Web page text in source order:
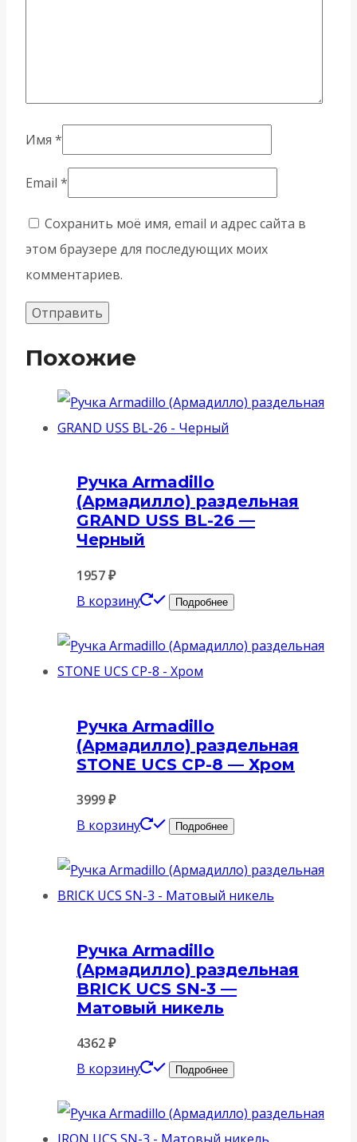
Имя *
Email *
Сохранить моё имя, email и адрес сайта в
этом браузере для последующих моих
комментариев.
Похожие
Ручка Armadillo
(Армадилло) раздельная
GRAND USS BL-26 —
Черный
1957₽
В корзину
Подробнее
Ручка Armadillo
(Армадилло) раздельная
STONE UCS СР-8 — Хром
3999₽
В корзину
Подробнее
Ручка Armadillo
(Армадилло) раздельная
BRICK UCS SN-3 —
Матовый никель
4362₽
В корзину
Подробнее